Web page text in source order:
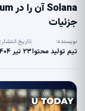
جزئیات
نویسنده:
تیم تولید محتوا
تاریخ انتشار:
۲۳ تیر ۱۴۰۴